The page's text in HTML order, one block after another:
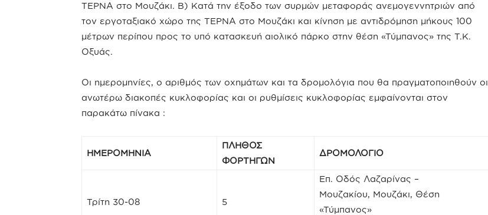
ΤΕΡΝΑ στο Μουζάκι. Β) Κατά την έξοδο των συρμών μεταφοράς ανεμογεννητριών από
τον εργοταξιακό χώρο της ΤΕΡΝΑ στο Μουζάκι και κίνηση με αντιδρόμηση μήκους 100
μέτρων περίπου προς το υπό κατασκευή αιολικό πάρκο στην θέση «Τύμπανος» της Τ.Κ.
Οξυάς.
Οι ημερομηνίες, ο αριθμός των οχημάτων και τα δρομολόγια που θα πραγματοποιηθούν οι
ανωτέρω διακοπές κυκλοφορίας και οι ρυθμίσεις κυκλοφορίας εμφαίνονται στον
παρακάτω πίνακα :
ΗΜΕΡΟΜΗΝΙΑ
ΠΛΗΘΟΣ
ΦΟΡΤΗΓΩΝ
ΔΡΟΜΟΛΟΓΙΟ
Τρίτη 30-08 5
Επ. Οδός Λαζαρίνας –
Μουζακίου, Μουζάκι, Θέση
«Τύμπανος»